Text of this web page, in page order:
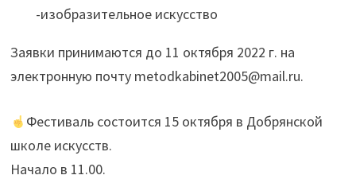
-изобразительное искусство
Заявки принимаются до 11 октября 2022 г. на
электронную почту metodkabinet2005@mail.ru.
Фестиваль состоится 15 октября в Добрянской
школе искусств.
Начало в 11.00.